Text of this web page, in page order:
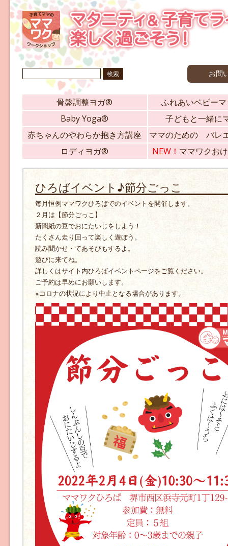
検
索: お問
骨盤調整ヨガ®
ふれあいベビー
Baby Yoga®
子どもと一緒に
赤ちゃんのやわらか抱き方講座
ママのための バレ
ロディヨガ®
NEW！ ママワクお
ひろばイベント♪節分ごっこ
毎月恒例ママワクひろばでのイベントを開催します。
２月は【節分ごっこ】
新聞紙の豆でおにたいじをしよう！
たくさん走り回って楽しく遊ぼう。
読み聞かせ・てあそびもするよ。
遊びに来てね。
詳しくはサイト内ひろばイベントページをご覧ください。
ご予約は早めにお願いします。
※コロナの状況により中止となる場合があります。